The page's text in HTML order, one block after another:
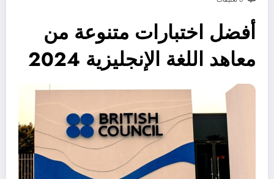
أفضل اختبارات متنوعة من
معاهد اللغة الإنجليزية 2024